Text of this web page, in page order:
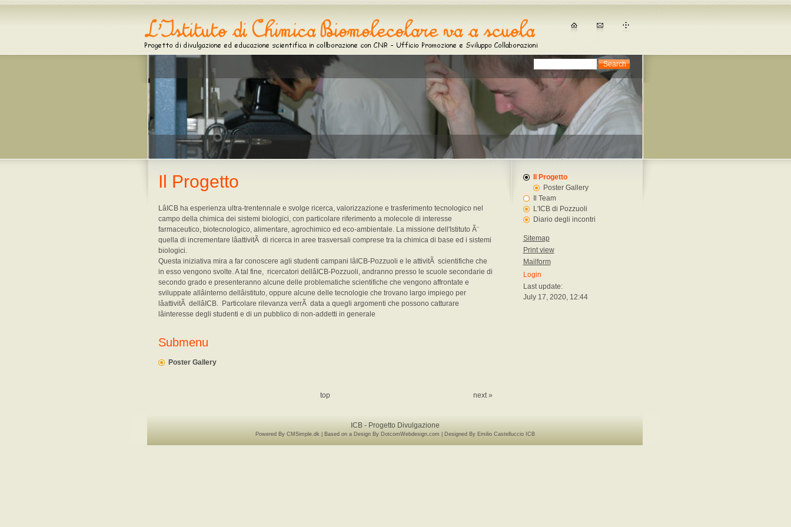
Il Progetto
LâICB ha esperienza ultra-trentennale e svolge ricerca, valorizzazione e trasferimento tecnologico nel
campo della chimica dei sistemi biologici, con particolare riferimento a molecole di interesse
farmaceutico, biotecnologico, alimentare, agrochimico ed eco-ambientale. La missione dell'Istituto Ã¨
quella di incrementare lâattivitÃ di ricerca in aree trasversali comprese tra la chimica di base ed i sistemi
biologici.
Questa iniziativa mira a far conoscere agli studenti campani lâICB-Pozzuoli e le attivitÃ scientifiche che
in esso vengono svolte. A tal fine, ricercatori dellâICB-Pozzuoli, andranno presso le scuole secondarie di
secondo grado e presenteranno alcune delle problematiche scientifiche che vengono affrontate e
sviluppate allâinterno dellâistituto, oppure alcune delle tecnologie che trovano largo impiego per
lâattivitÃ dellâICB. Particolare rilevanza verrÃ data a quegli argomenti che possono catturare
lâinteresse degli studenti e di un pubblico di non-addetti in generale
Submenu
Poster Gallery
top next »
Il Progetto
Poster Gallery
Il Team
L'ICB di Pozzuoli
Diario degli incontri
Sitemap
Print view
Mailform
Login
Last update:
July 17, 2020, 12:44
ICB - Progetto Divulgazione
Powered By CMSimple.dk | Based on a Design By DotcomWebdesign.com | Designed By Emilio Castelluccio ICB